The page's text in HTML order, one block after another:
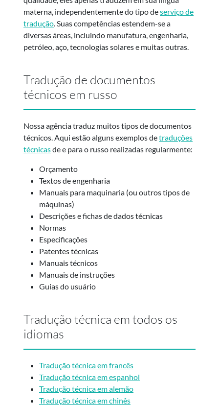
materna, independentemente do tipo deserviço de
tradução. Suas competências estendem-se a
diversas áreas, incluindo manufatura, engenharia,
petróleo, aço, tecnologias solares e muitas outras.
Tradução de documentos
técnicos em russo
Nossa agência traduz muitos tipos de documentos
técnicos. Aqui estão alguns exemplos detraduções
técnicasde e para o russo realizadas regularmente:
Orçamento
Textos de engenharia
Manuais para maquinaria (ou outros tipos de
máquinas)
Descrições e fichas de dados técnicas
Normas
Especificações
Patentes técnicas
Manuais técnicos
Manuais de instruções
Guias do usuário
Tradução técnica em todos os
idiomas
Tradução técnica em francês
Tradução técnica em espanhol
Tradução técnica em alemão
Tradução técnica em chinês